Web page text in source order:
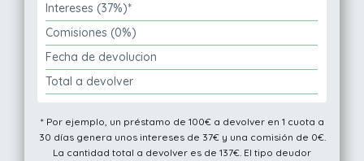
Intereses (37%)*
Comisiones (0%)
Fecha de devolucion
Total a devolver
* Por ejemplo, un préstamo de 100€ a devolver en 1 cuota a
30 días genera unos intereses de 37€ y una comisión de 0€.
La cantidad total a devolver es de 137€. El tipo deudor